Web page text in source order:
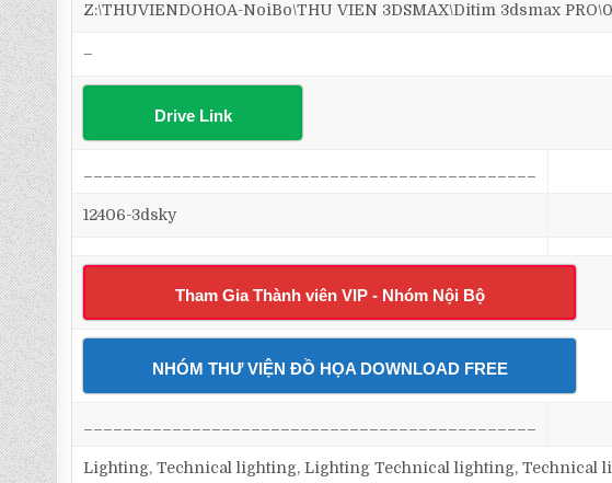
Z:\THUVIENDOHOA-NoiBo\THU VIEN 3DSMAX\Ditim 3dsmax
–
Drive Link
12406-3dsky
Tham Gia Thành viên VIP - Nhóm Nội Bộ
NHÓM THƯ VIỆN ĐỒ HỌA DOWNLOAD FREE
Lighting, Technical lighting, Lighting Technical lighting, Technical